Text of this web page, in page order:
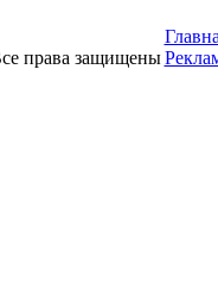
права защищены